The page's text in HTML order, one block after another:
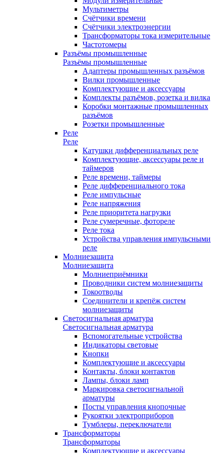
Мультиметры
Счётчики времени
Счётчики электроэнергии
Трансформаторы тока измерительные
Частотомеры
Разъёмы промышленные
Разъёмы промышленные
Адаптеры промышленных разъёмов
Вилки промышленные
Комплектующие и аксессуары
Комплекты разъёмов, розетка и вилка
Коробки монтажные промышленных
разъёмов
Розетки промышленные
Реле
Реле
Катушки дифференциальных реле
Комплектующие, аксессуары реле и
таймеров
Реле времени, таймеры
Реле дифференциального тока
Реле импульсные
Реле напряжения
Реле приоритета нагрузки
Реле сумеречные, фотореле
Реле тока
Устройства управления импульсными
реле
Молниезащита
Молниезащита
Молниеприёмники
Проводники систем молниезащиты
Токоотводы
Соединители и крепёж систем
молниезащиты
Светосигнальная арматура
Светосигнальная арматура
Вспомогательные устройства
Индикаторы световые
Кнопки
Комплектующие и аксессуары
Контакты, блоки контактов
Лампы, блоки ламп
Маркировка светосигнальной
арматуры
Посты управления кнопочные
Рукоятки электроприборов
Тумблеры, переключатели
Трансформаторы
Трансформаторы
Комплектующие и аксессуары